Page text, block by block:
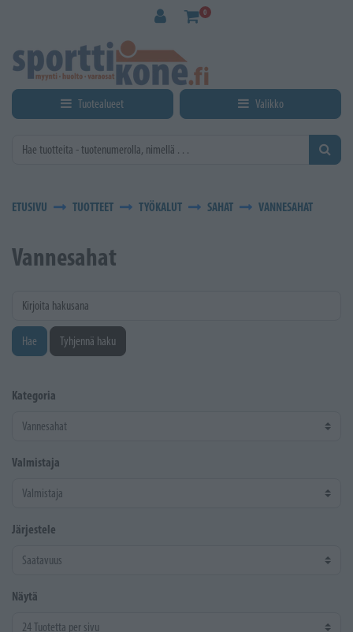
0
Tuotealueet Valikko
ETUSIVU TUOTTEET TYÖKALUT SAHAT VANNESAHAT
Vannesahat
Kirjoita hakusana
Hae Tyhjennä haku
Kategoria
Valmistaja
Järjestele
Näytä